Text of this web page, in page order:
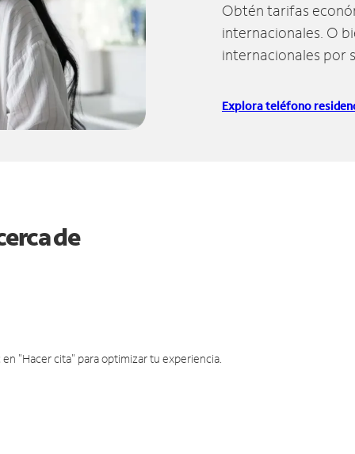
Obtén tarifas
internacionales. O
internacionales por
Explora teléfono
de
"Hacer cita" para optimizar tu experiencia.